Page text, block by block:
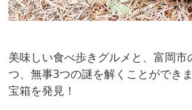
美味しい食べ歩きグルメと、富岡市
つ、無事3つの謎を解くことができ
宝箱を発見！